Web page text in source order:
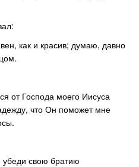
как и красив; думаю, давно
от Господа моего Иисуса
что Он поможет мне
свою братию